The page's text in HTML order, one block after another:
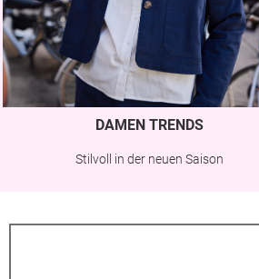
DAMEN TRENDS
Stilvoll in der neuen Saison